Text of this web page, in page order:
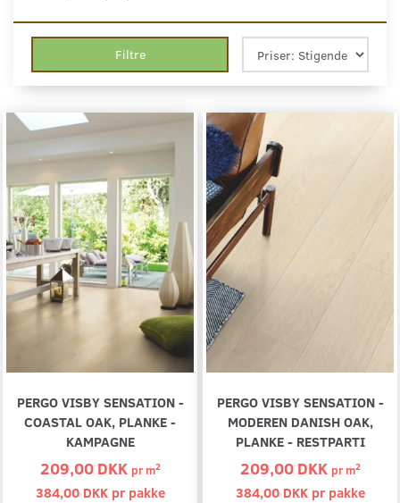
Filtre
PERGO VISBY SENSATION -
COASTAL OAK, PLANKE -
KAMPAGNE
209,00 DKK prm2
384,00 DKK pr pakke
PERGO VISBY SENSATION -
MODEREN DANISH OAK,
PLANKE - RESTPARTI
209,00 DKK prm2
384,00 DKK pr pakke